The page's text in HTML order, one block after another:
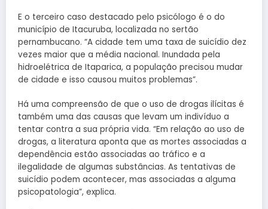
E o terceiro caso destacado pelo psicólogo é o do
município de Itacuruba, localizada no sertão
pernambucano. “A cidade tem uma taxa de suicídio dez
vezes maior que a média nacional. Inundada pela
hidroelétrica de Itaparica, a população precisou mudar
de cidade e isso causou muitos problemas”.
Há uma compreensão de que o uso de drogas ilícitas é
também uma das causas que levam um indivíduo a
tentar contra a sua própria vida. “Em relação ao uso de
drogas, a literatura aponta que as mortes associadas a
dependência estão associadas ao tráfico e a
ilegalidade de algumas substâncias. As tentativas de
suicídio podem acontecer, mas associadas a alguma
psicopatologia”, explica.